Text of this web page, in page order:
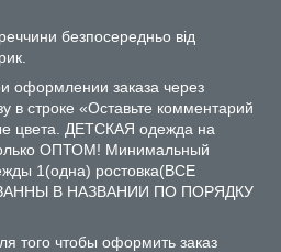
безпосередньо від
оформлении заказа через
в строке «Оставьте комментарий
цвета. ДЕТСКАЯ одежда на
ОПТОМ! Минимальный
1(одна) ростовка(ВСЕ
В НАЗВАНИИ ПО ПОРЯДКУ
чтобы оформить заказ